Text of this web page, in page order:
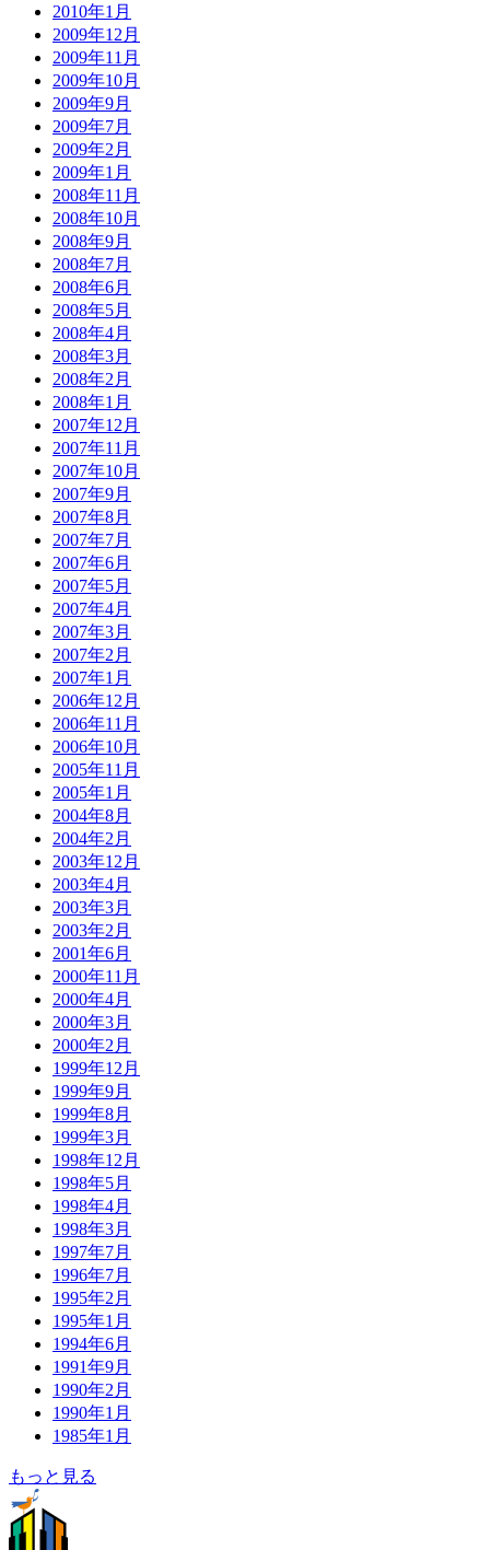
2010年1月
2009年12月
2009年11月
2009年10月
2009年9月
2009年7月
2009年2月
2009年1月
2008年11月
2008年10月
2008年9月
2008年7月
2008年6月
2008年5月
2008年4月
2008年3月
2008年2月
2008年1月
2007年12月
2007年11月
2007年10月
2007年9月
2007年8月
2007年7月
2007年6月
2007年5月
2007年4月
2007年3月
2007年2月
2007年1月
2006年12月
2006年11月
2006年10月
2005年11月
2005年1月
2004年8月
2004年2月
2003年12月
2003年4月
2003年3月
2003年2月
2001年6月
2000年11月
2000年4月
2000年3月
2000年2月
1999年12月
1999年9月
1999年8月
1999年3月
1998年12月
1998年5月
1998年4月
1998年3月
1997年7月
1996年7月
1995年2月
1995年1月
1994年6月
1991年9月
1990年2月
1990年1月
1985年1月
もっと見る